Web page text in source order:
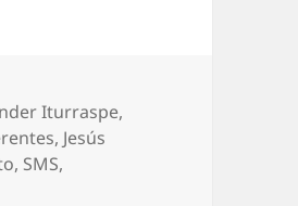
Iturraspe,
, Jesús
, SMS,